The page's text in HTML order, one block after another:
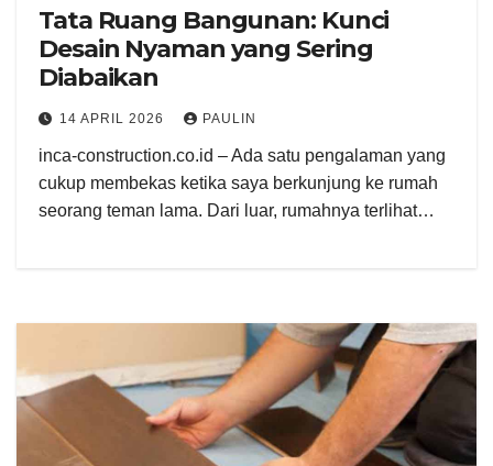
Tata Ruang Bangunan: Kunci
Desain Nyaman yang Sering
Diabaikan
14 APRIL 2026 PAULIN
inca-construction.co.id – Ada satu pengalaman yang
cukup membekas ketika saya berkunjung ke rumah
seorang teman lama. Dari luar, rumahnya terlihat…